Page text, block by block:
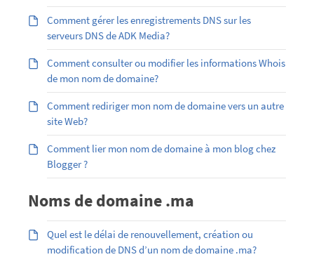
Comment gérer les enregistrements DNS sur les
serveurs DNS de ADK Media?
Comment consulter ou modifier les informations Whois
de mon nom de domaine?
Comment rediriger mon nom de domaine vers un autre
site Web?
Comment lier mon nom de domaine à mon blog chez
Blogger ?
Noms de domaine .ma
Quel est le délai de renouvellement, création ou
modification de DNS d’un nom de domaine .ma?